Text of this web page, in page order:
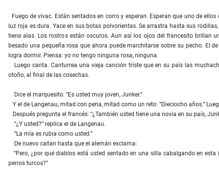
Fuego de vivac. Están sentados en corro y esperan. Esperan que uno de
luz roja es dura. Yace en sus botas polvorientas. Se arrastra hasta sus
tiene alas. Los rostros están oscuros. Aun así los ojos del francesito brillan
besado una pequeña rosa que ahora puede marchitarse sobre su pecho. El
logra dormir. Piensa: yo no tengo ninguna rosa, ninguna.
Luego canta. Canturrea una vieja canción triste que en su país las
otoño, al final de las cosechas.
Dice el marquesito: “Es usted muy joven, Junker.”
Y el de Langenau, mitad con pena, mitad como un reto: “Dieciocho años.”
Después pregunta el francés: “¿También usted tiene una novia en su país,
“¿Y usted?” replica el de Langenau.
“La mía es rubia como usted.”
De nuevo callan hasta que el alemán exclama:
“Pero, ¿por qué diablos está usted sentado en una silla cabalgando en
perros turcos?”